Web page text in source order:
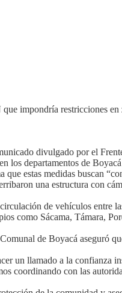
divulgado por el
los departamentos de
estas medidas buscan
una estructura con
de vehículos entre
como Sácama, Támara,
de Boyacá aseguró
un llamado a la
coordinando con las